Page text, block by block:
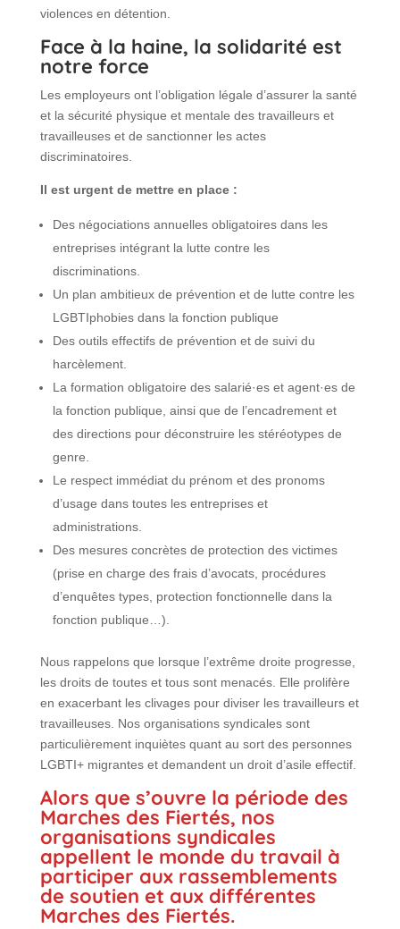
violences en détention.
Face à la haine, la solidarité est
notre force
Les employeurs ont l’obligation légale d’assurer la santé
et la sécurité physique et mentale des travailleurs et
travailleuses et de sanctionner les actes
discriminatoires.
Il est urgent de mettre en place :
Des négociations annuelles obligatoires dans les
entreprises intégrant la lutte contre les
discriminations.
Un plan ambitieux de prévention et de lutte contre les
LGBTIphobies dans la fonction publique
Des outils effectifs de prévention et de suivi du
harcèlement.
La formation obligatoire des salarié·es et agent·es de
la fonction publique, ainsi que de l’encadrement et
des directions pour déconstruire les stéréotypes de
genre.
Le respect immédiat du prénom et des pronoms
d’usage dans toutes les entreprises et
administrations.
Des mesures concrètes de protection des victimes
(prise en charge des frais d’avocats, procédures
d’enquêtes types, protection fonctionnelle dans la
fonction publique…).
Nous rappelons que lorsque l’extrême droite progresse,
les droits de toutes et tous sont menacés. Elle prolifère
en exacerbant les clivages pour diviser les travailleurs et
travailleuses. Nos organisations syndicales sont
particulièrement inquiètes quant au sort des personnes
LGBTI+ migrantes et demandent un droit d’asile effectif.
Alors que s’ouvre la période des
Marches des Fiertés, nos
organisations syndicales
appellent le monde du travail à
participer aux rassemblements
de soutien et aux différentes
Marches des Fiertés.